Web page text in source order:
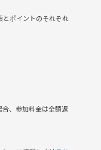
とポイントのそれぞれ
、参加料金は全額返